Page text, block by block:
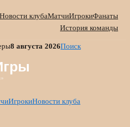
Новости клубаМатчиИгрокиФанаты
История команды
8 августа 2026Поиск
ИгрокиНовости клуба